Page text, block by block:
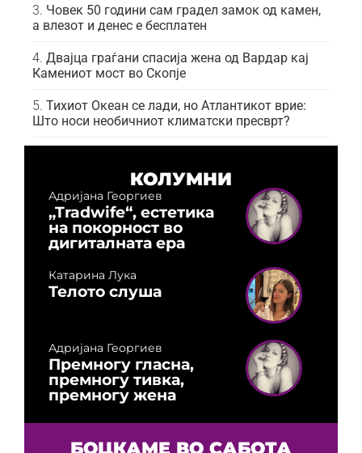
Човек 50 години сам градел замок од камен,
а влезот и денес е бесплатен
Двајца граѓани спасија жена од Вардар кај
Камениот мост во Скопје
Тихиот Океан се лади, но Атлантикот врие:
Што носи необичниот климатски пресврт?
КОЛУМНИ
Адријана Георгиев
„Tradwife“, естетика
на покорност во
дигиталната ера
Катарина Лука
Телото слуша
Адријана Георгиев
Премногу гласна,
премногу тивка,
премногу жена